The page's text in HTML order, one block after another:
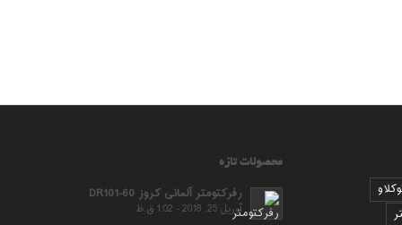
محصولات تازه
رفرکتومتر آلمانی کروز DR101-60
آوریل 25, 2018 - 1:02 ق.ظ